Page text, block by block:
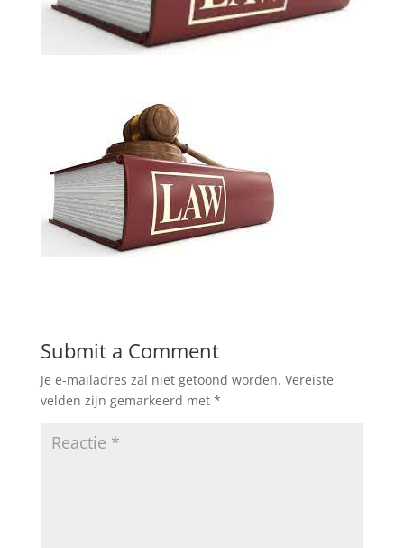
Submit a Comment
Je e-mailadres zal niet getoond worden. Vereiste
velden zijn gemarkeerd met *